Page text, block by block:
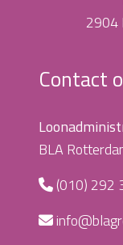
2904
Contact
BLA
(010) 292